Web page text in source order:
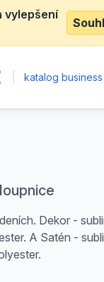
vylepšení
katalog
Dekor -
A Satén -